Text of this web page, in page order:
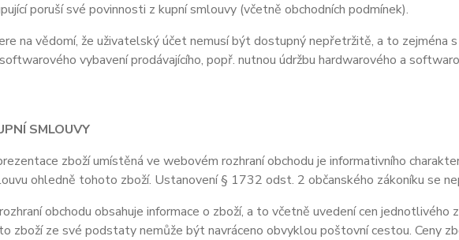
poruší své povinnosti z kupní smlouvy (včetně obchodních podmínek).
na vědomí, že uživatelský účet nemusí být dostupný nepřetržitě, a to zejména s
vybavení prodávajícího, popř. nutnou údržbu hardwarového a
SMLOUVY
zboží umístěná ve webovém rozhraní obchodu je informativního
ohledně tohoto zboží. Ustanovení § 1732 odst. 2 občanského zákoníku se
obchodu obsahuje informace o zboží, a to včetně uvedení cen jednotlivého
zboží ze své podstaty nemůže být navráceno obvyklou poštovní cestou. Ceny